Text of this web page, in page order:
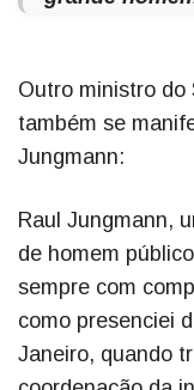
Outro ministro do
também se
Jungmann:
Raul Jungmann,
de homem
sempre com
como presenciei
Janeiro, quando